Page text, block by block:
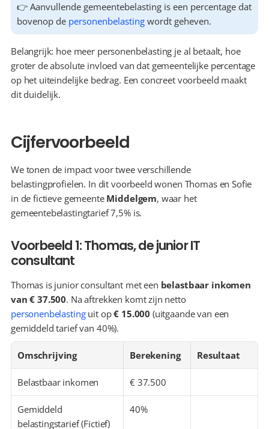
👉 Aanvullende gemeentebelasting is een percentage dat
bovenop de personenbelasting wordt geheven.
Belangrijk: hoe meer personenbelasting je al betaalt, hoe
groter de absolute invloed van dat gemeentelijke percentage
op het uiteindelijke bedrag. Een concreet voorbeeld maakt
dit duidelijk.
Cijfervoorbeeld
We tonen de impact voor twee verschillende
belastingprofielen. In dit voorbeeld wonen Thomas en Sofie
in de fictieve gemeente Middelgem, waar het
gemeentebelastingtarief 7,5% is.
Voorbeeld 1: Thomas, de junior IT
consultant
Thomas is junior consultant met een belastbaar inkomen
van € 37.500
. Na aftrekken komt zijn netto
personenbelasting uit op € 15.000 (uitgaande van een
gemiddeld tarief van 40%).
Omschrijving Berekening Resultaat
Belastbaar inkomen € 37.500
Gemiddeld
belastingstarief (Fictief)
40%